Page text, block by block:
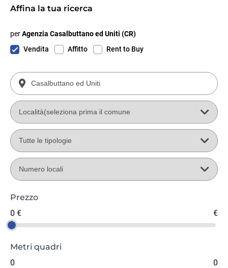
Affina la tua ricerca
perAgenzia Casalbuttano ed Uniti (CR)
Vendita
Affitto Rent to Buy
Prezzo
0 €
€
Metri quadri
0
0